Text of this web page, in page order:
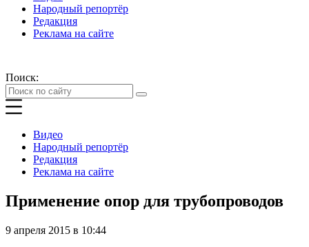
Народный репортёр
Редакция
Реклама на сайте
Поиск:
Видео
Народный репортёр
Редакция
Реклама на сайте
Применение опор для трубопроводов
9 апреля 2015 в 10:44